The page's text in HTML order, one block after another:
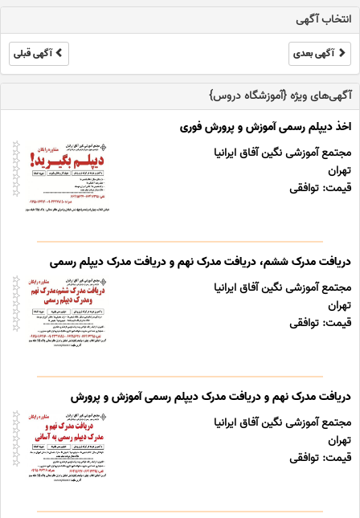
انتخاب آگهی
آگهی بعدی آگهی قبلی
آگهی‌های ویژه {آموزشگاه دروس}
اخذ دیپلم رسمی آموزش و پرورش فوری
مجتمع آموزشی نگین آفاق ایرانیا
تهران
قیمت: توافقی
دریافت مدرک ششم، دریافت مدرک نهم و دریافت مدرک دیپلم رسمی
مجتمع آموزشی نگین آفاق ایرانیا
تهران
قیمت: توافقی
دریافت مدرک نهم و دریافت مدرک دیپلم رسمی آموزش و پرورش
مجتمع آموزشی نگین آفاق ایرانیا
تهران
قیمت: توافقی